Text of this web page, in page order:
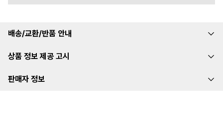
배송/교환/반품 안내
상품 정보 제공 고시
판매자 정보